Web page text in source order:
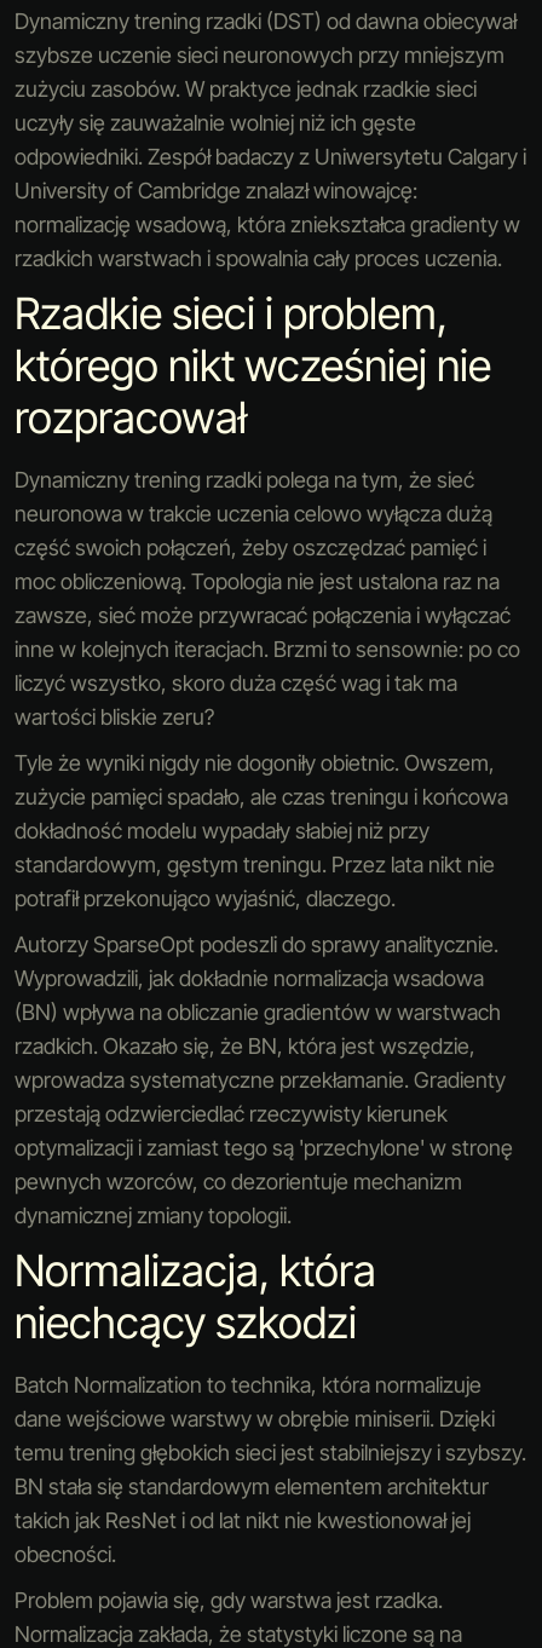
Dynamiczny trening rzadki (DST) od dawna obiecywał
szybsze uczenie sieci neuronowych przy mniejszym
zużyciu zasobów. W praktyce jednak rzadkie sieci
uczyły się zauważalnie wolniej niż ich gęste
odpowiedniki. Zespół badaczy z Uniwersytetu Calgary i
University of Cambridge znalazł winowajcę:
normalizację wsadową, która zniekształca gradienty w
rzadkich warstwach i spowalnia cały proces uczenia.
Rzadkie sieci i problem,
którego nikt wcześniej nie
rozpracował
Dynamiczny trening rzadki polega na tym, że sieć
neuronowa w trakcie uczenia celowo wyłącza dużą
część swoich połączeń, żeby oszczędzać pamięć i
moc obliczeniową. Topologia nie jest ustalona raz na
zawsze, sieć może przywracać połączenia i wyłączać
inne w kolejnych iteracjach. Brzmi to sensownie: po co
liczyć wszystko, skoro duża część wag i tak ma
wartości bliskie zeru?
Tyle że wyniki nigdy nie dogoniły obietnic. Owszem,
zużycie pamięci spadało, ale czas treningu i końcowa
dokładność modelu wypadały słabiej niż przy
standardowym, gęstym treningu. Przez lata nikt nie
potrafił przekonująco wyjaśnić, dlaczego.
Autorzy SparseOpt podeszli do sprawy analitycznie.
Wyprowadzili, jak dokładnie normalizacja wsadowa
(BN) wpływa na obliczanie gradientów w warstwach
rzadkich. Okazało się, że BN, która jest wszędzie,
wprowadza systematyczne przekłamanie. Gradienty
przestają odzwierciedlać rzeczywisty kierunek
optymalizacji i zamiast tego są 'przechylone' w stronę
pewnych wzorców, co dezorientuje mechanizm
dynamicznej zmiany topologii.
Normalizacja, która
niechcący szkodzi
Batch Normalization to technika, która normalizuje
dane wejściowe warstwy w obrębie miniserii. Dzięki
temu trening głębokich sieci jest stabilniejszy i szybszy.
BN stała się standardowym elementem architektur
takich jak ResNet i od lat nikt nie kwestionował jej
obecności.
Problem pojawia się, gdy warstwa jest rzadka.
Normalizacja zakłada, że statystyki liczone są na